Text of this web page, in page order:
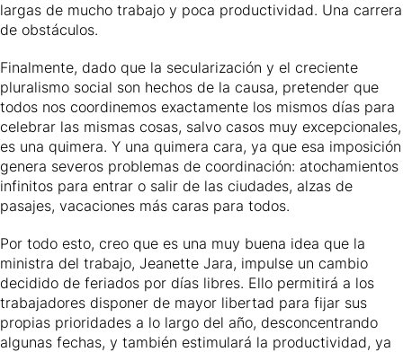
largas de mucho trabajo y poca productividad. Una carrera
de obstáculos.
Finalmente, dado que la secularización y el creciente
pluralismo social son hechos de la causa, pretender que
todos nos coordinemos exactamente los mismos días para
celebrar las mismas cosas, salvo casos muy excepcionales,
es una quimera. Y una quimera cara, ya que esa imposición
genera severos problemas de coordinación: atochamientos
infinitos para entrar o salir de las ciudades, alzas de
pasajes, vacaciones más caras para todos.
Por todo esto, creo que es una muy buena idea que la
ministra del trabajo, Jeanette Jara, impulse un cambio
decidido de feriados por días libres. Ello permitirá a los
trabajadores disponer de mayor libertad para fijar sus
propias prioridades a lo largo del año, desconcentrando
algunas fechas, y también estimulará la productividad, ya